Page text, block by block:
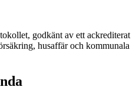
godkänt av ett ackrediterat
husaffär och kommunala